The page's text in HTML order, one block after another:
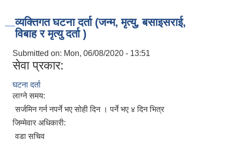
व्यक्तिगत घटना दर्ता (जन्म, मृत्यु, बसाइसराई,
विबाह र मृत्यु दर्ता )
Submitted on: Mon, 06/08/2020 - 13:51
सेवा प्रकार:
घटना दर्ता
लाग्ने समय:
सर्जमिन गर्न नपर्ने भए सोही दिन । पर्ने भए ४ दिन भित्र
जिम्मेवार अधिकारी:
वडा सचिव